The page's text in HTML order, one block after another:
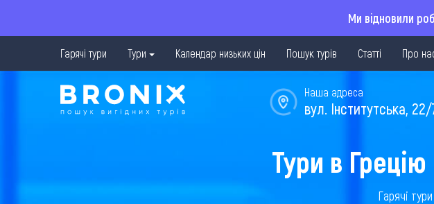
Ми відновили
Гарячі тури Тури Календар низьких цін Пошук турів Статті Про
Наша адреса
вул. Інститутська,
Тури в
Гарячі тури